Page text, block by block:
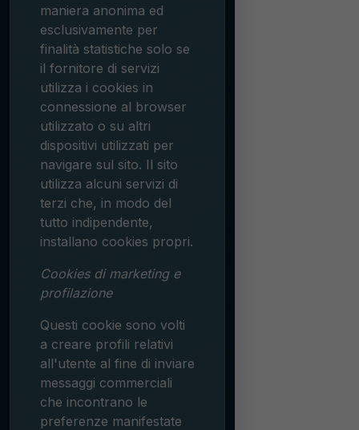
maniera anonima ed
esclusivamente per
finalità statistiche solo se
il fornitore di servizi
utilizza i cookies in
connessione al browser
utilizzato o su altri
dispositivi utilizzati per
navigare sul sito. Il sito
utilizza alcuni servizi di
terzi che, in modo del
tutto indipendente,
installano cookies propri.
Cookies di marketing e
profilazione
Questi cookie sono volti
a creare profili relativi
all'utente al fine di inviare
messaggi commerciali
che incontrano le
preferenze manifestate